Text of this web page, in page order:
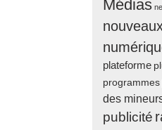
Médias
plateforme
programmes
des
publicité